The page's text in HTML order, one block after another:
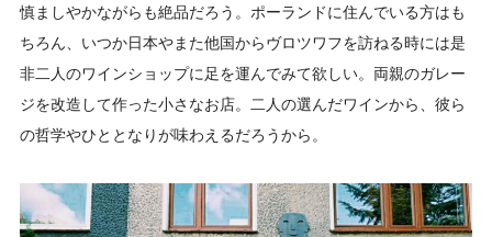
慎ましやかながらも絶品だろう。ポーランドに住んでいる方はも
ちろん、いつか日本やまた他国からヴロツワフを訪ねる時には是
非二人のワインショップに足を運んでみて欲しい。両親のガレー
ジを改造して作った小さなお店。二人の選んだワインから、彼ら
の哲学やひととなりが味わえるだろうから。